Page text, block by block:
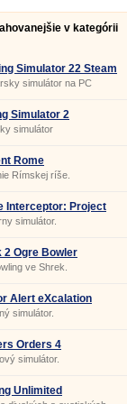
v kategórii
Simulator 22 Steam
simulátor na PC
Simulator 2
simulátor
Rome
Rímskej ríše.
Interceptor: Project
simulátor.
2 Ogre Bowler
ve Shrek.
Alert eXcalation
simulátor.
Orders 4
simulátor.
Unlimited